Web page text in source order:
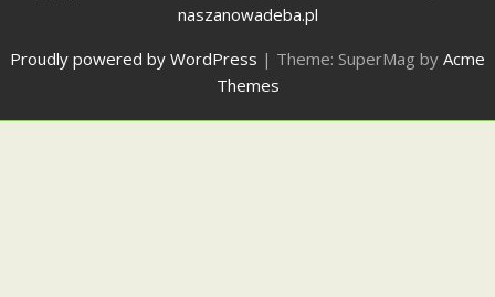
naszanowadeba.pl
Proudly powered by WordPress | Theme: SuperMag by Acme
Themes